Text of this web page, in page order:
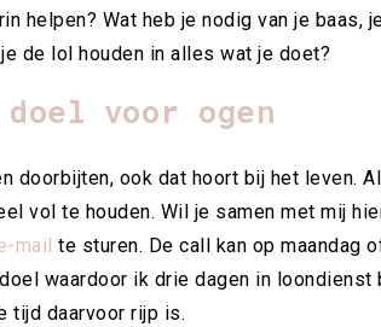
helpen? Wat heb je nodig van je baas,
de lol houden in alles wat je doet?
voor ogen
doorbijten, ook dat hoort bij het leven.
vol te houden. Wil je samen met mij
mail te sturen. De call kan op maandag
waardoor ik drie dagen in loondienst
tijd daarvoor rijp is.